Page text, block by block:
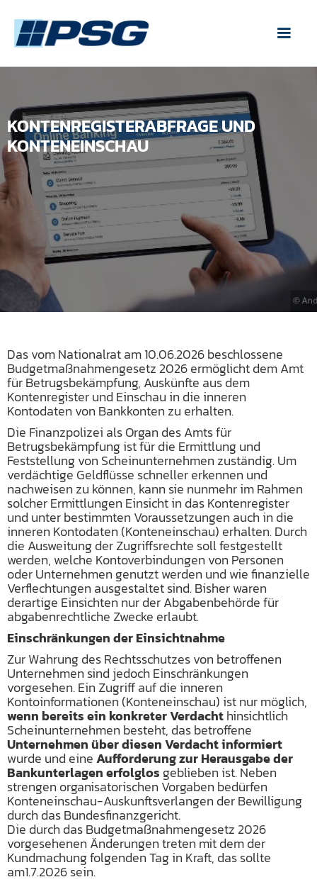
KONTENREGISTERABFRAGE UND
KONTENEINSCHAU
Das vom Nationalrat am 10.06.2026 beschlossene
Budgetmaßnahmengesetz 2026 ermöglicht dem Amt
für Betrugsbekämpfung, Auskünfte aus dem
Kontenregister und Einschau in die inneren
Kontodaten von Bankkonten zu erhalten.
Die Finanzpolizei als Organ des Amts für
Betrugsbekämpfung ist für die Ermittlung und
Feststellung von Scheinunternehmen zuständig. Um
verdächtige Geldflüsse schneller erkennen und
nachweisen zu können, kann sie nunmehr im Rahmen
solcher Ermittlungen Einsicht in das Kontenregister
und unter bestimmten Voraussetzungen auch in die
inneren Kontodaten (Konteneinschau) erhalten. Durch
die Ausweitung der Zugriffsrechte soll festgestellt
werden, welche Kontoverbindungen von Personen
oder Unternehmen genutzt werden und wie finanzielle
Verflechtungen ausgestaltet sind. Bisher waren
derartige Einsichten nur der Abgabenbehörde für
abgabenrechtliche Zwecke erlaubt.
Einschränkungen der Einsichtnahme
Zur Wahrung des Rechtsschutzes von betroffenen
Unternehmen sind jedoch Einschränkungen
vorgesehen. Ein Zugriff auf die inneren
Kontoinformationen (Konteneinschau) ist nur möglich,
wenn bereits ein konkreter Verdachthinsichtlich
Scheinunternehmen besteht, das betroffene
Unternehmen über diesen Verdacht informiert
wurde und eineAufforderung zur Herausgabe der
Bankunterlagen erfolglos geblieben ist. Neben
strengen organisatorischen Vorgaben bedürfen
Konteneinschau-Auskunftsverlangen der Bewilligung
durch das Bundesfinanzgericht.
Die durch das Budgetmaßnahmengesetz 2026
vorgesehenen Änderungen treten mit dem der
Kundmachung folgenden Tag in Kraft, das sollte
am1.7.2026 sein.